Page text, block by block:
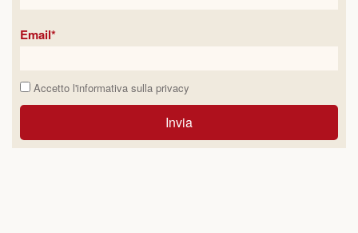
Email*
Accetto l'informativa sulla privacy
Invia